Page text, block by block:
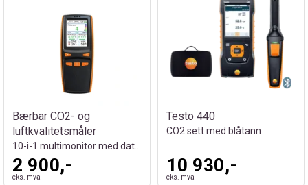
Bærbar CO2- og
luftkvalitetsmåler
2 900,-
eks. mva
Testo 440
CO2 sett med blåtann
10 930,-
eks. mva